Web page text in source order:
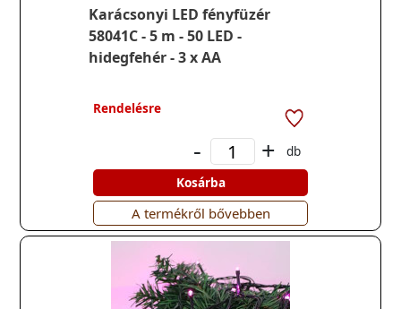
Karácsonyi LED fényfüzér
58041C - 5 m - 50 LED -
hidegfehér - 3 x AA
Rendelésre
- +
db
Kosárba
A termékről bővebben